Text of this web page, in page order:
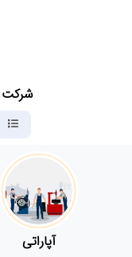
شرکت
آپاراتی